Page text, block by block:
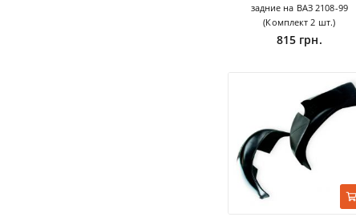
задние на ВАЗ 2108-99
(Комплект 2 шт.)
815 грн.